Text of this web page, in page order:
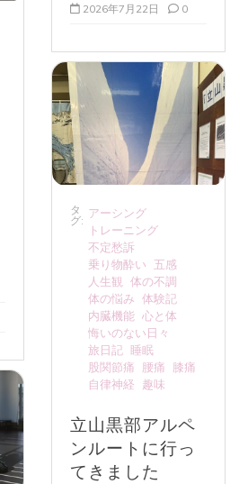
2026年7月22日 0
タ
グ:
アーシング
トレーニング
不定愁訴
乗り物酔い
五感
人生観 体の不調
体の悩み 体験記
内臓機能 心と体
悔いのない日々
旅日記 睡眠
股関節痛
腰痛
膝痛
自律神経
趣味
立山黒部アルペ
ンルートに行っ
てきました